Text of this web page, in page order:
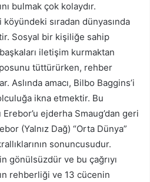
bulmak çok kolaydır.
sıradan dünyasında
Sosyal bir kişiliğe sahip
iletişim kurmaktan
tüttürürken, rehber
Aslında amacı, Bilbo Baggins’i
ikna etmektir. Bu
ejderha Smaug’dan geri
(Yalnız Dağ) “Orta Dünya”
sonuncusudur.
gönülsüzdür ve bu çağrıyı
rehberliği ve 13 cücenin